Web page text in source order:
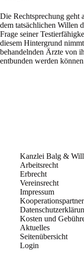
Die Rechtsprechung geht
dem tatsächlichen Willen
Frage seiner
diesem Hintergrund
behandelnden Ärzte von
entbunden werden
Kanzlei Balg &
Arbeitsrecht
Erbrecht
Vereinsrecht
Impressum
Kosten und
Aktuelles
Seitenübersicht
Login